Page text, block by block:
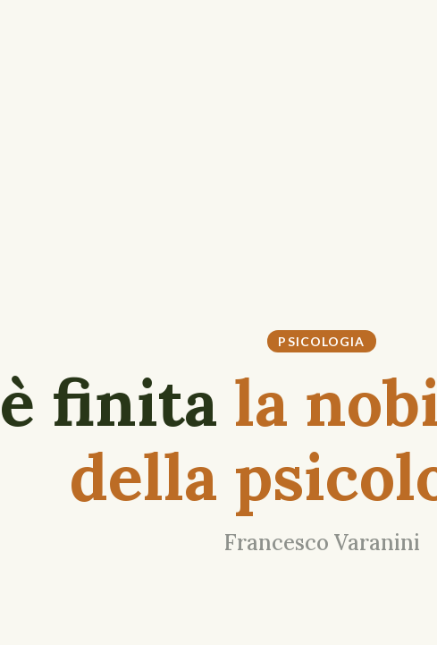
PSICOLOGIA
finita la
della
Francesco Varanini